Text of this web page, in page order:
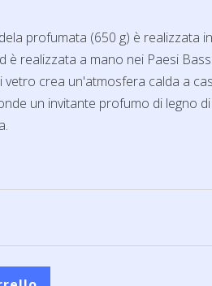
profumata (650 g) è realizzata in
è realizzata a mano nei Paesi
vetro crea un'atmosfera calda a
un invitante profumo di legno di